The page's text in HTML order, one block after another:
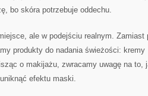
bo skóra potrzebuje oddechu.
ale w podejściu realnym.
produkty do nadania świeżości:
o makijażu, zwracamy uwagę na to,
efektu maski.